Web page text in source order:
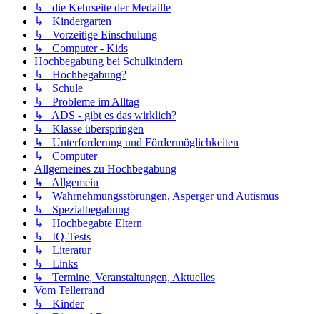
↳ die Kehrseite der Medaille
↳ Kindergarten
↳ Vorzeitige Einschulung
↳ Computer - Kids
Hochbegabung bei Schulkindern
↳ Hochbegabung?
↳ Schule
↳ Probleme im Alltag
↳ ADS - gibt es das wirklich?
↳ Klasse überspringen
↳ Unterforderung und Fördermöglichkeiten
↳ Computer
Allgemeines zu Hochbegabung
↳ Allgemein
↳ Wahrnehmungsstörungen, Asperger und Autismus
↳ Spezialbegabung
↳ Hochbegabte Eltern
↳ IQ-Tests
↳ Literatur
↳ Links
↳ Termine, Veranstaltungen, Aktuelles
Vom Tellerrand
↳ Kinder